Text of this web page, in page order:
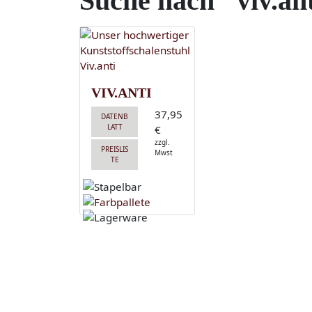
VIV.ANTI
DATENB
LATT
PREISLIS
TE
37,95
€
zzgl.
Mwst